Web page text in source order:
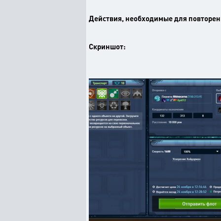
Действия, необходимые для
Скриншот: